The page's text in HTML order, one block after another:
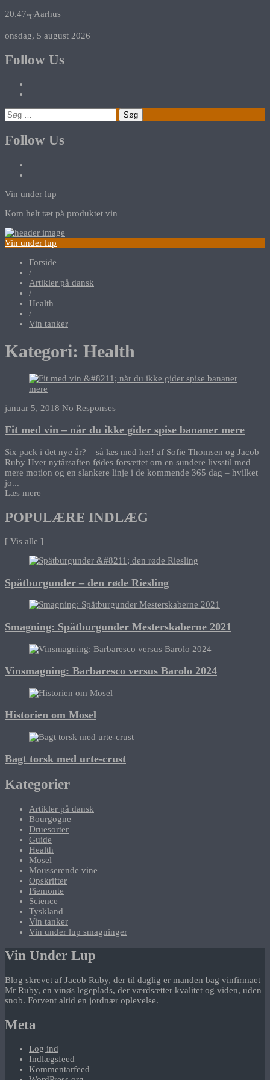
20.47℃Aarhus
onsdag, 5 august 2026
Follow Us
Søg
efter:
Follow Us
Vin under lup
Kom helt tæt på produktet vin
Vin under lup
Forside
/
Artikler på dansk
/
Health
/
Vin tanker
Kategori: Health
januar 5, 2018 No Responses
Fit med vin – når du ikke gider spise bananer mere
Six pack i det nye år? – så læs med her! af Sofie Thomsen og Jacob
Ruby Hver nytårsaften fødes forsættet om en sundere livsstil med
mere motion og en slankere linje i de kommende 365 dag – hvilket
jo...
Læs mere
POPULÆRE INDLÆG
[ Vis alle ]
Spätburgunder – den røde Riesling
Smagning: Spätburgunder Mesterskaberne 2021
Vinsmagning: Barbaresco versus Barolo 2024
Historien om Mosel
Bagt torsk med urte-crust
Kategorier
Artikler på dansk
Bourgogne
Druesorter
Guide
Health
Mosel
Mousserende vine
Opskrifter
Piemonte
Science
Tyskland
Vin tanker
Vin under lup smagninger
Vin Under Lup
Blog skrevet af Jacob Ruby, der til daglig er manden bag vinfirmaet
Mr Ruby, en vinøs legeplads, der værdsætter kvalitet og viden, uden
snob. Forvent altid en jordnær oplevelse.
Meta
Log ind
Indlægsfeed
Kommentarfeed